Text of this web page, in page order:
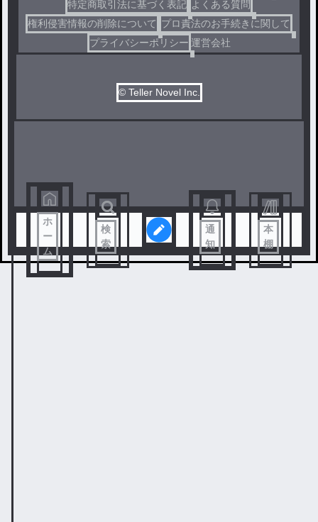
特定商取引法に基づく表記 よくある質問
権利侵害情報の削除について プロ責法のお手続きに関して
プライバシーポリシー 運営会社
© Teller Novel Inc.
ホ
ー
ム
検
索
通
知
本
棚